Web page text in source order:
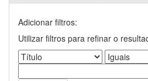
Adicionar filtros:
Utilizar filtros para refinar o